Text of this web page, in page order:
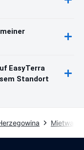
EasyTerra
Standort